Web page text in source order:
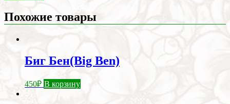
Похожие товары
Биг Бен(Big Ben)
450₽ В корзину